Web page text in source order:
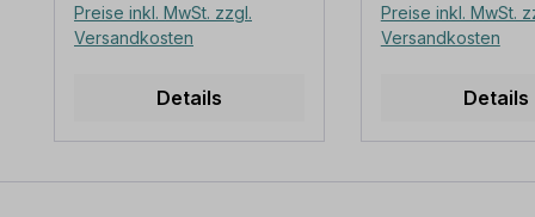
IVZ-Norm stellen die
Standardbefestigungen
Verkehrszeichen dar. Sie
erhältlich,
und somit für dauerhafte
Preise inkl. MwSt. zzgl.
Versandkosten
Details
IVZ-Norm stellen
Verkehrszeichen
erhältlich,
und somit für
Preise inkl. MwSt.
Versandkosten
Details